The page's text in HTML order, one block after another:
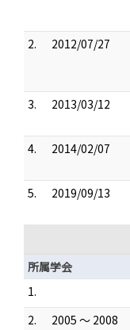
2.
2012/07/27
3.
2013/03/12
4.
2014/02/07
5.
2019/09/13
所属学会
1.
2.
2005 ～ 2008